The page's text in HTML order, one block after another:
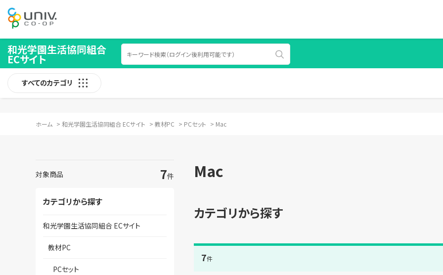
和光学園生活協同組合
ECサイト
すべてのカテゴリ
ホーム > 和光学園生活協同組合 ECサイト > 教材PC > PCセット > Mac
対象商品 7件
カテゴリから探す
和光学園生活協同組合 ECサイト
教材PC
PCセット
Mac
カテゴリから探す
7件